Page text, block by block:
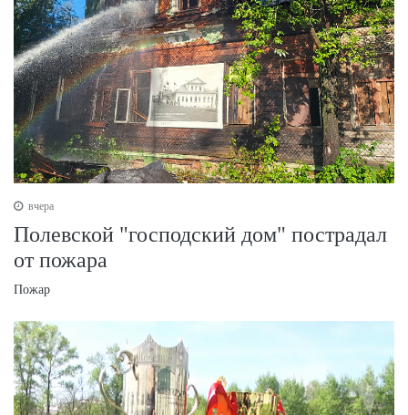
вчера
Полевской "господский дом" пострадал
от пожара
Пожар